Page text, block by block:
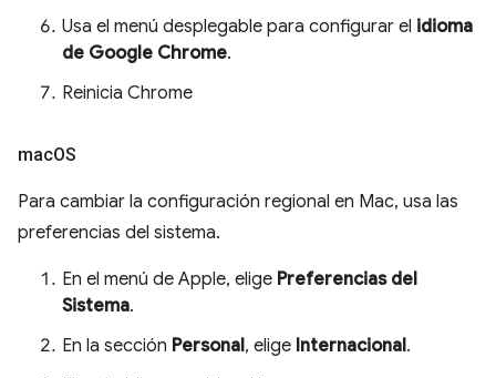
Usa el menú desplegable para configurar el idioma
de Google Chrome.
Reinicia Chrome
macOS
Para cambiar la configuración regional en Mac, usa las
preferencias del sistema.
En el menú de Apple, elige Preferencias del
Sistema.
En la sección Personal, elige Internacional.